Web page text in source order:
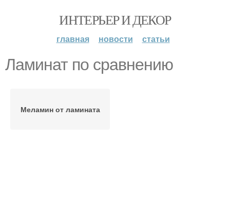
ИНТЕРЬЕР И ДЕКОР
главная новости статьи
Ламинат по сравнению
Меламин от ламината